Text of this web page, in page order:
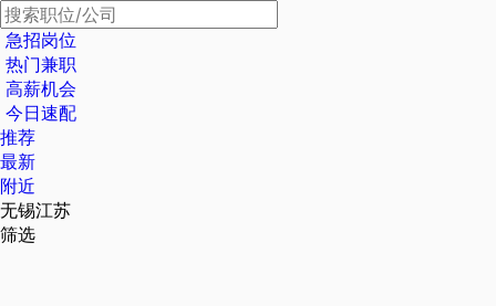
急招岗位
热门兼职
高薪机会
今日速配
推荐
最新
附近
无锡江苏
筛选